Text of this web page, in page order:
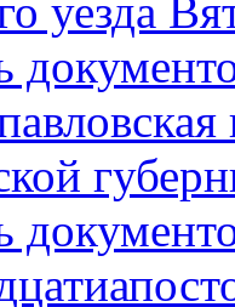
уезда